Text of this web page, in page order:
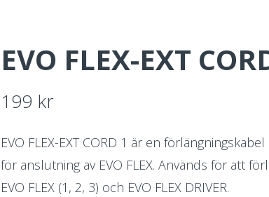
EVO FLEX-EXT
199 kr
EVO FLEX-EXT CORD 1 är en
för anslutning av EVO FLEX. Används för att
EVO FLEX (1, 2, 3) och EVO FLEX DRIVER.